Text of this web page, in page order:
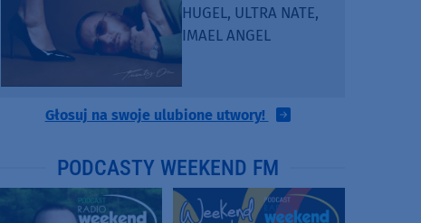
HUGEL, ULTRA NATE,
IMAEL ANGEL
Głosuj na swoje ulubione utwory!
PODCASTY WEEKEND FM